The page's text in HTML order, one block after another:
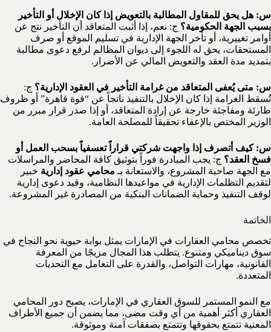
س: هل يحق للمقاول المطالبة بالتعويض إذا كان الإخلال أو التأخير
بسبب الجهة الحكومية؟ ج: نعم، إذا أثبت المتعاقد أن التأخير نتج عن
أوامر تغييرية، أو تأخر الجهة الإدارية في تسليم الموقع أو صرف
المستحقات، يحق له اللجوء إلى ديوان المظالم لرفع دعوى مطالبة
بتمديد مدة العقد والتعويض المالي عن الأضرار.
س: متى يُعفى المتعاقد من غرامة التأخير في العقود الإدارية؟ ج:
تُسقط الغرامة إذا كان الإخلال بالتنفيذ ناتجاً عن “قوة قاهرة” أو ظروف
طارئة ومفاجئة خارجة عن إرادة المتعاقد، أو إذا صدر قرار مبرر من
الوزير المختص بالإعفاء تحقيقاً للمصلحة العامة.
س: كيف أتصرف إذا واجهت شركتي قراراً تعسفياً بسحب العمل أو
فسخ العقد؟ ج: يجب المبادرة فوراً بتوثيق كافة المحاضر والمراسلات
مع الجهة صاحبة المشروع، والاستعانة بـ محامي عقود إدارية خبير
لتقديم التظلمات الإدارية في مواعيدها النظامية، وقيد دعوى إدارية
لوقف التنفيذ وحماية الضمانات البنكية من المصادرة غير المشروعة.
الخاتمة
تخصص محامي العقارات في الإمارات يمثل بوابة حيوية نحو النجاح في
سوق ديناميكي ومتنوع. يتطلب هذا المجال مزيجًا من المعرفة
القانونية، مهارات التواصل، والقدرة على التعامل مع التحديات
المتعددة.
مع النمو المستمر للسوق العقاري في الإمارات، يصبح دور المحامي
العقاري أكثر أهمية من أي وقت مضى، مما يضمن أن جميع الأطراف
المعنية تتمتع بحقوقها وتتمتع بصفقات آمنة وموثوقة.